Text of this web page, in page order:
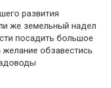
развития
же земельный надел
посадить большое
обзавестись